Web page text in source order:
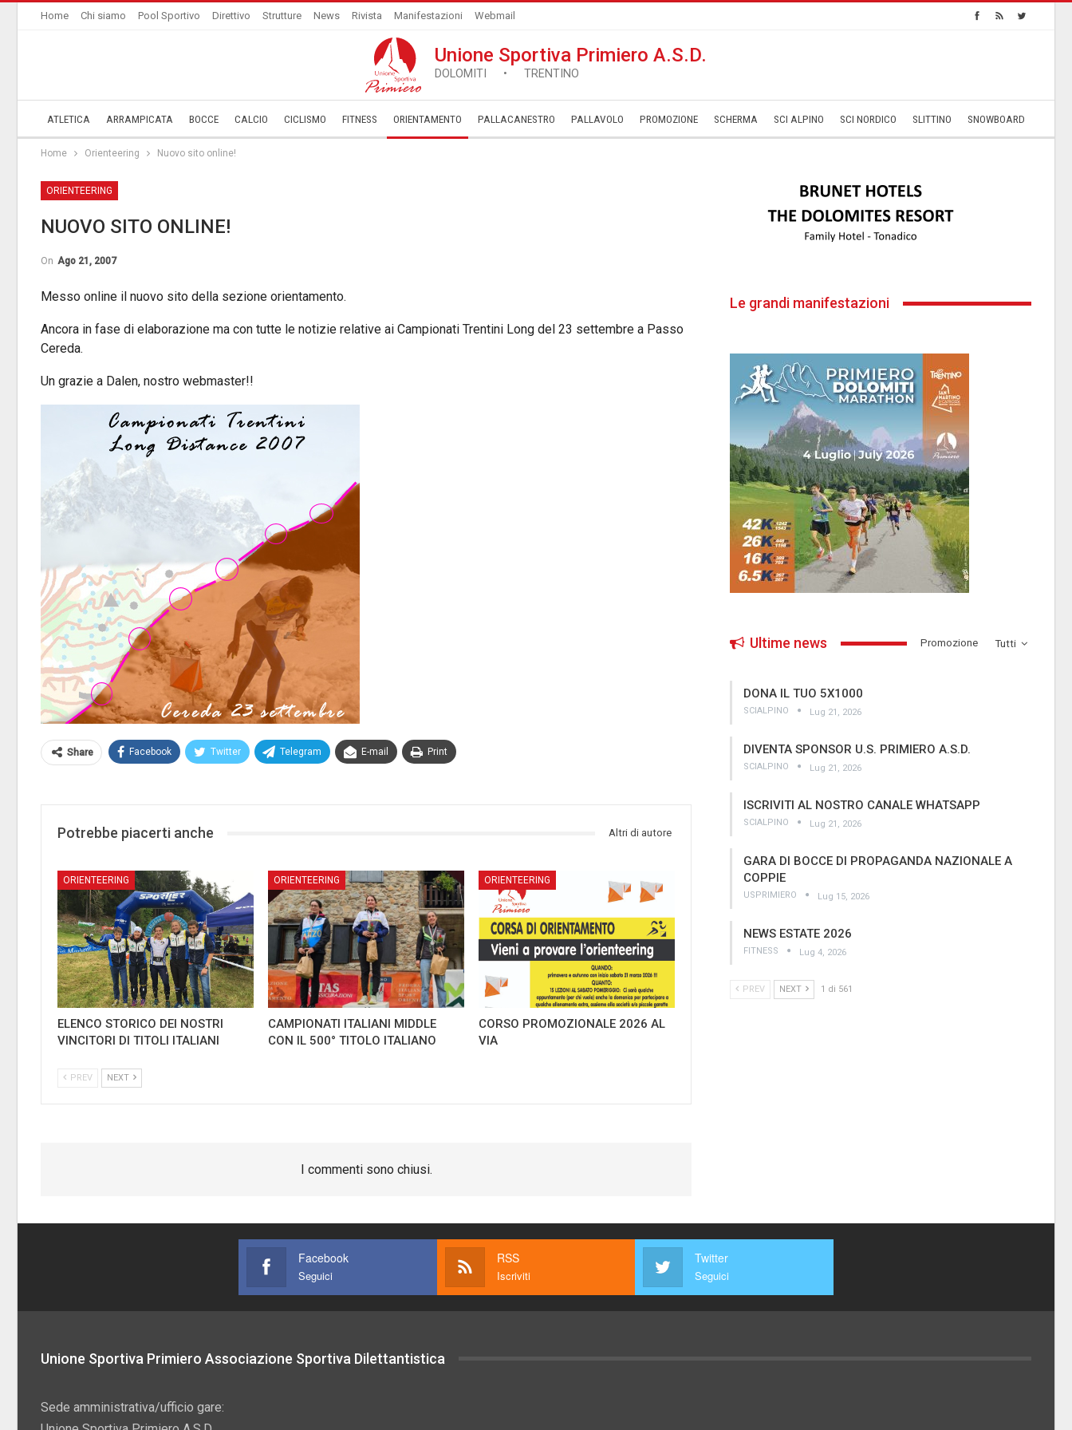
Home Chi siamo Pool Sportivo Direttivo Strutture News Rivista Manifestazioni Webmail
Unione Sportiva Primiero A.S.D.
DOLOMITI • TRENTINO
ATLETICA ARRAMPICATA BOCCE CALCIO CICLISMO FITNESS ORIENTAMENTO PALLACANESTRO PALLAVOLO ­PROMOZIONE SCHERMA SCI ALPINO SCI NORDICO SLITTINO SNOWBOARD
Home Orienteering Nuovo sito online!
ORIENTEERING
NUOVO SITO ONLINE!
On Ago 21, 2007
Messo online il nuovo sito della sezione orientamento.
Ancora in fase di elaborazione ma con tutte le notizie relative ai Campionati Trentini Long del 23 settembre a Passo
Cereda.
Un grazie a Dalen, nostro webmaster!!
Share Facebook Twitter Telegram E-mail Print
Potrebbe piacerti anche Altri di autore
ORIENTEERING
ELENCO STORICO DEI NOSTRI
VINCITORI DI TITOLI ITALIANI
ORIENTEERING
CAMPIONATI ITALIANI MIDDLE
CON IL 500° TITOLO ITALIANO
ORIENTEERING
CORSO PROMOZIONALE 2026 AL
VIA
PREV NEXT
I commenti sono chiusi.
Le grandi manifestazioni
Tutti
Ultime news ­Promozione
DONA IL TUO 5X1000
SCIALPINO Lug 21, 2026
DIVENTA SPONSOR U.S. PRIMIERO A.S.D.
SCIALPINO Lug 21, 2026
ISCRIVITI AL NOSTRO CANALE WHATSAPP
SCIALPINO Lug 21, 2026
GARA DI BOCCE DI PROPAGANDA NAZIONALE A
COPPIE
USPRIMIERO Lug 15, 2026
NEWS ESTATE 2026
FITNESS Lug 4, 2026
PREV NEXT 1 di 561
Facebook
Seguici
RSS
Iscriviti
Twitter
Seguici
Unione Sportiva Primiero Associazione Sportiva Dilettantistica
Sede amministrativa/ufficio gare: